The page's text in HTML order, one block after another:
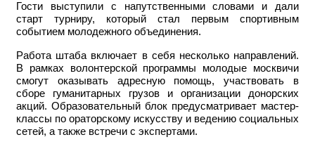
Гости выступили с напутственными словами и дали
старт турниру, который стал первым спортивным
событием молодежного объединения.
Работа штаба включает в себя несколько направлений.
В рамках волонтерской программы молодые москвичи
смогут оказывать адресную помощь, участвовать в
сборе гуманитарных грузов и организации донорских
акций. Образовательный блок предусматривает мастер-
классы по ораторскому искусству и ведению социальных
сетей, а также встречи с экспертами.